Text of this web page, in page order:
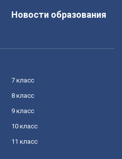
Новости образования
7 класс
8 класс
9 класс
10 класс
11 класс